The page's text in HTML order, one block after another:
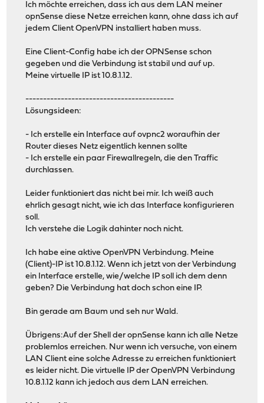
client-to-client
ca /etc/openvpn/easy-rsa2/keys/ca.crt
cert /etc/openvpn/easy-rsa2/keys/server.crt
dh /etc/openvpn/easy-rsa2/keys/dh2048.pem
comp-lzo yes
Ich möchte erreichen, dass ich aus dem LAN meiner
opnSense diese Netze erreichen kann, ohne dass ich auf
jedem Client OpenVPN installiert haben muss.
Eine Client-Config habe ich der OPNSense schon
gegeben und die Verbindung ist stabil und auf up.
Meine virtuelle IP ist 10.8.1.12.
------------------------------------------
Lösungsideen:
- Ich erstelle ein Interface auf ovpnc2 woraufhin der
Router dieses Netz eigentlich kennen sollte
- Ich erstelle ein paar Firewallregeln, die den Traffic
durchlassen.
Leider funktioniert das nicht bei mir. Ich weiß auch
ehrlich gesagt nicht, wie ich das Interface konfigurieren
soll.
Ich verstehe die Logik dahinter noch nicht.
Ich habe eine aktive OpenVPN Verbindung. Meine
(Client)-IP ist 10.8.1.12. Wenn ich jetzt von der Verbindung
ein Interface erstelle, wie/welche IP soll ich dem denn
geben? Die Verbindung hat doch schon eine IP.
Bin gerade am Baum und seh nur Wald.
Übrigens:Auf der Shell der opnSense kann ich alle Netze
problemlos erreichen. Nur wenn ich versuche, von einem
LAN Client eine solche Adresse zu erreichen funktioniert
es leider nicht. Die virtuelle IP der OpenVPN Verbindung
10.8.1.12 kann ich jedoch aus dem LAN erreichen.